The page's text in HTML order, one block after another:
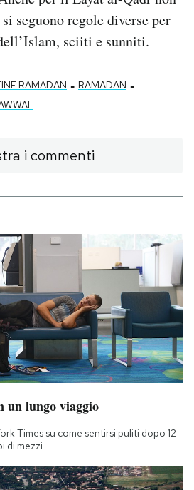
si seguono regole diverse per
sciiti e sunniti.
RAMADAN - RAMADAN -
i commenti
un lungo viaggio
Times su come sentirsi puliti dopo 12
di mezzi